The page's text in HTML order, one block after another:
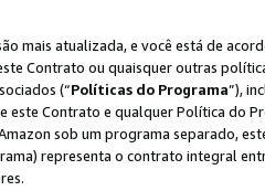
mais atualizada, e você está de
Contrato ou quaisquer outras
(“Políticas do Programa”),
este Contrato e qualquer Política do
sob um programa separado,
representa o contrato integral